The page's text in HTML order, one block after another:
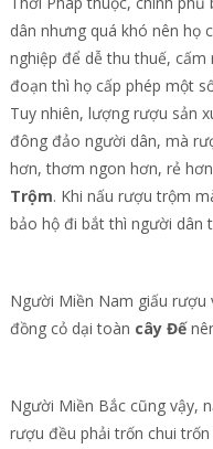
dân nhưng quá khó nên họ
nghiệp để dễ thu thuế,
đoạn thì họ cấp phép một
Tuy nhiên, lượng rượu sản
đông đảo người dân, mà
hơn, thơm ngon hơn, rẻ
Trộm. Khi nấu rượu trộm
bảo hộ đi bắt thì người dân
Người Miền Nam giấu
đồng cỏ dại toàn cây Đế
Người Miền Bắc cũng vậy,
rượu đều phải trốn chui